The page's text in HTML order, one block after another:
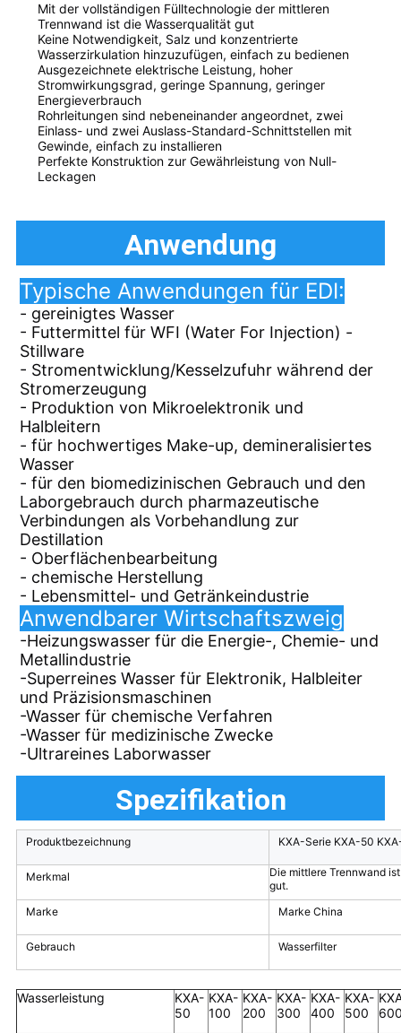
Mit der vollständigen Fülltechnologie der mittleren
Trennwand ist die Wasserqualität gut
Keine Notwendigkeit, Salz und konzentrierte
Wasserzirkulation hinzuzufügen, einfach zu bedienen
Ausgezeichnete elektrische Leistung, hoher
Stromwirkungsgrad, geringe Spannung, geringer
Energieverbrauch
Rohrleitungen sind nebeneinander angeordnet, zwei
Einlass- und zwei Auslass-Standard-Schnittstellen mit
Gewinde, einfach zu installieren
Perfekte Konstruktion zur Gewährleistung von Null-
Leckagen
Anwendung
Typische Anwendungen für EDI:
- gereinigtes Wasser
- Futtermittel für WFI (Water For Injection) -
Stillware
- Stromentwicklung/Kesselzufuhr während der
Stromerzeugung
- Produktion von Mikroelektronik und
Halbleitern
- für hochwertiges Make-up, demineralisiertes
Wasser
- für den biomedizinischen Gebrauch und den
Laborgebrauch durch pharmazeutische
Verbindungen als Vorbehandlung zur
Destillation
- Oberflächenbearbeitung
- chemische Herstellung
- Lebensmittel- und Getränkeindustrie
Anwendbarer Wirtschaftszweig
-Heizungswasser für die Energie-, Chemie- und
Metallindustrie
-Superreines Wasser für Elektronik, Halbleiter
und Präzisionsmaschinen
-Wasser für chemische Verfahren
-Wasser für medizinische Zwecke
-Ultrareines Laborwasser
Spezifikation
Produktbezeichnung KXA-Serie KXA-50
Merkmal
Die mittlere Trennwand
gut.
Marke
Marke China
Gebrauch Wasserfilter
Wasserleistung
KXA-
50
KXA-
100
KXA-
200
KXA-
300
KXA-
400
KXA-
500